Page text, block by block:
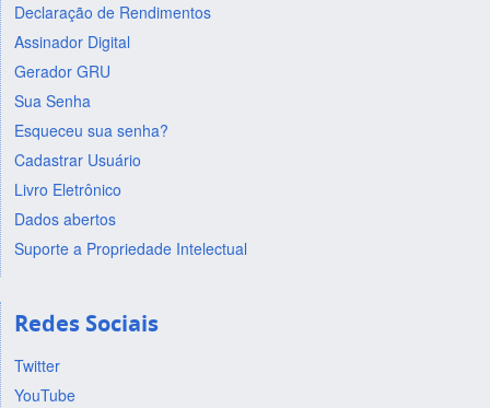
Declaração de Rendimentos
Assinador Digital
Gerador GRU
Sua Senha
Esqueceu sua senha?
Cadastrar Usuário
Livro Eletrônico
Dados abertos
Suporte a Propriedade Intelectual
Redes Sociais
Twitter
YouTube